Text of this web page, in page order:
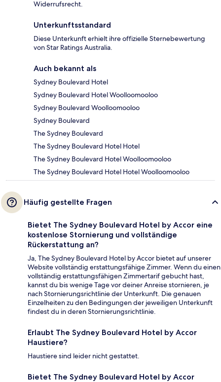
Widerrufsrecht.
Unterkunftsstandard
Diese Unterkunft erhielt ihre offizielle Sternebewertung
von Star Ratings Australia.
Auch bekannt als
Sydney Boulevard Hotel
Sydney Boulevard Hotel Woolloomooloo
Sydney Boulevard Woolloomooloo
Sydney Boulevard
The Sydney Boulevard
The Sydney Boulevard Hotel Hotel
The Sydney Boulevard Hotel Woolloomooloo
The Sydney Boulevard Hotel Hotel Woolloomooloo
Häufig gestellte Fragen
Bietet The Sydney Boulevard Hotel by Accor eine
kostenlose Stornierung und vollständige
Rückerstattung an?
Ja, The Sydney Boulevard Hotel by Accor bietet auf unserer
Website vollständig erstattungsfähige Zimmer. Wenn du einen
vollständig erstattungsfähigen Zimmertarif gebucht hast,
kannst du bis wenige Tage vor deiner Anreise stornieren, je
nach Stornierungsrichtlinie der Unterkunft. Die genauen
Einzelheiten zu den Bedingungen der jeweiligen Unterkunft
findest du in deren Stornierungsrichtlinie.
Erlaubt The Sydney Boulevard Hotel by Accor
Haustiere?
Haustiere sind leider nicht gestattet.
Bietet The Sydney Boulevard Hotel by Accor